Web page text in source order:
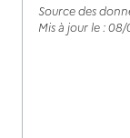
Source des
Mis à jour le :